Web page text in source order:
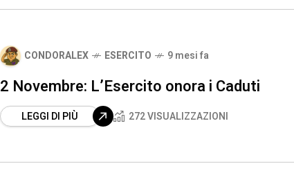
CONDORALEX ESERCITO 9 mesi fa
2 Novembre: L’Esercito onora i Caduti
LEGGI DI PIÙ 272 VISUALIZZAZIONI